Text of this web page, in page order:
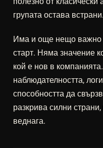
групата остава встрани.
Има и още нещо важно
старт. Няма значение
кой е нов в
наблюдателността,
способността да
разкрива силни
веднага.